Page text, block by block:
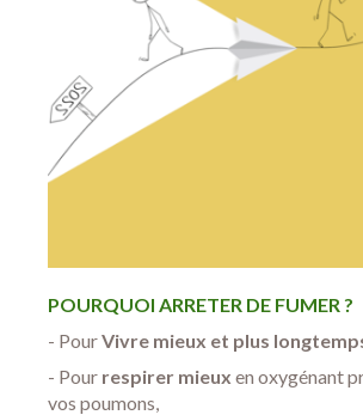
POURQUOI ARRETER DE FUMER ?
- PourVivre mieux et plus
- Pour respirer mieux en oxygénant
vos poumons,